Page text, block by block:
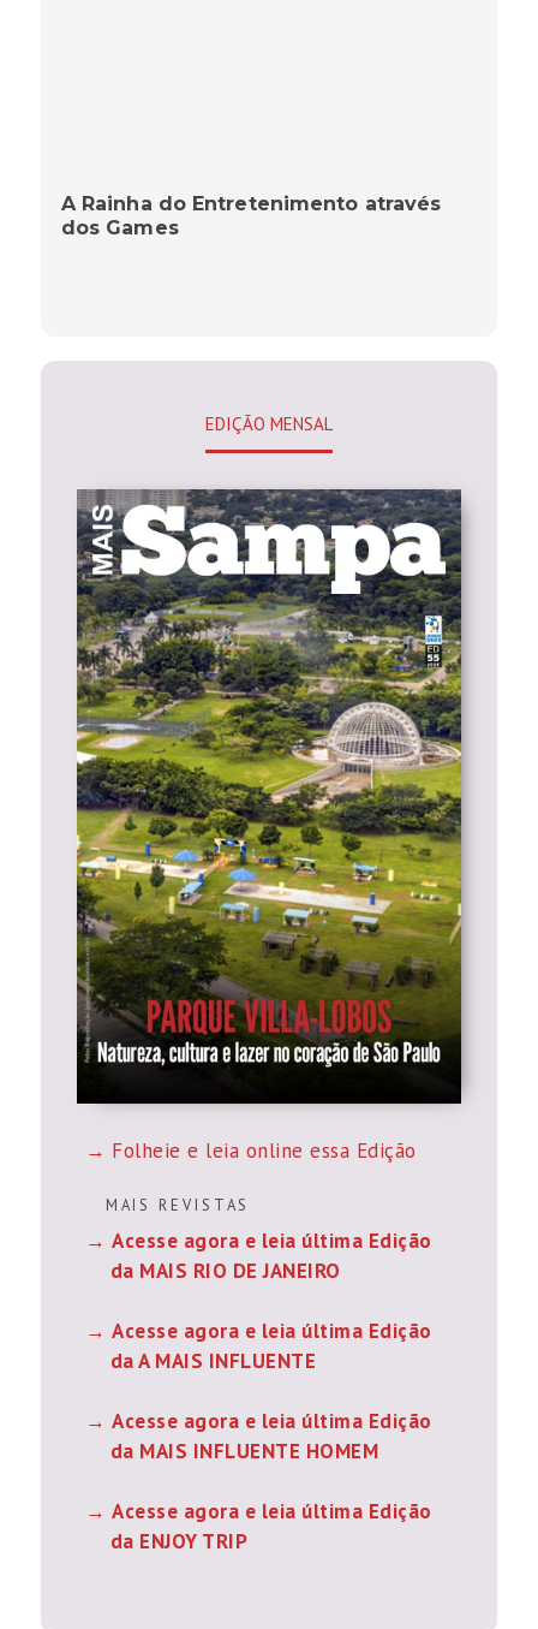
A Rainha do Entretenimento através
dos Games
EDIÇÃO MENSAL
Folheie e leia online essa Edição
M A I S R E V I S T A S
Acesse agora e leia última Edição
da MAIS RIO DE JANEIRO
Acesse agora e leia última Edição
da A MAIS INFLUENTE
Acesse agora e leia última Edição
da MAIS INFLUENTE HOMEM
Acesse agora e leia última Edição
da ENJOY TRIP